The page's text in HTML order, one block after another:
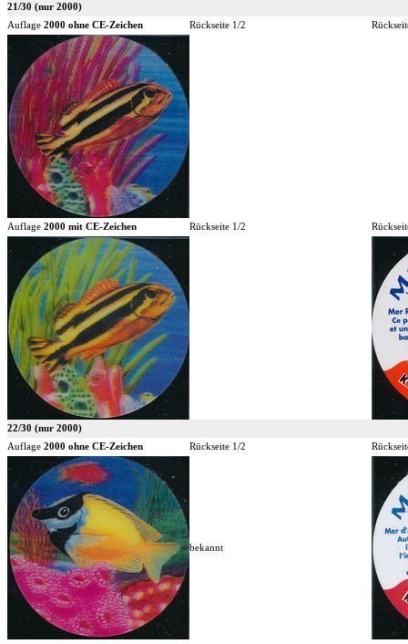
21/30 (nur 2000)
Auflage 2000 ohne CE-Zeichen Rückseite 1/2
Auflage 2000 mit CE-Zeichen Rückseite 1/2
22/30 (nur 2000)
Auflage 2000 ohne CE-Zeichen Rückseite 1/2
bekannt